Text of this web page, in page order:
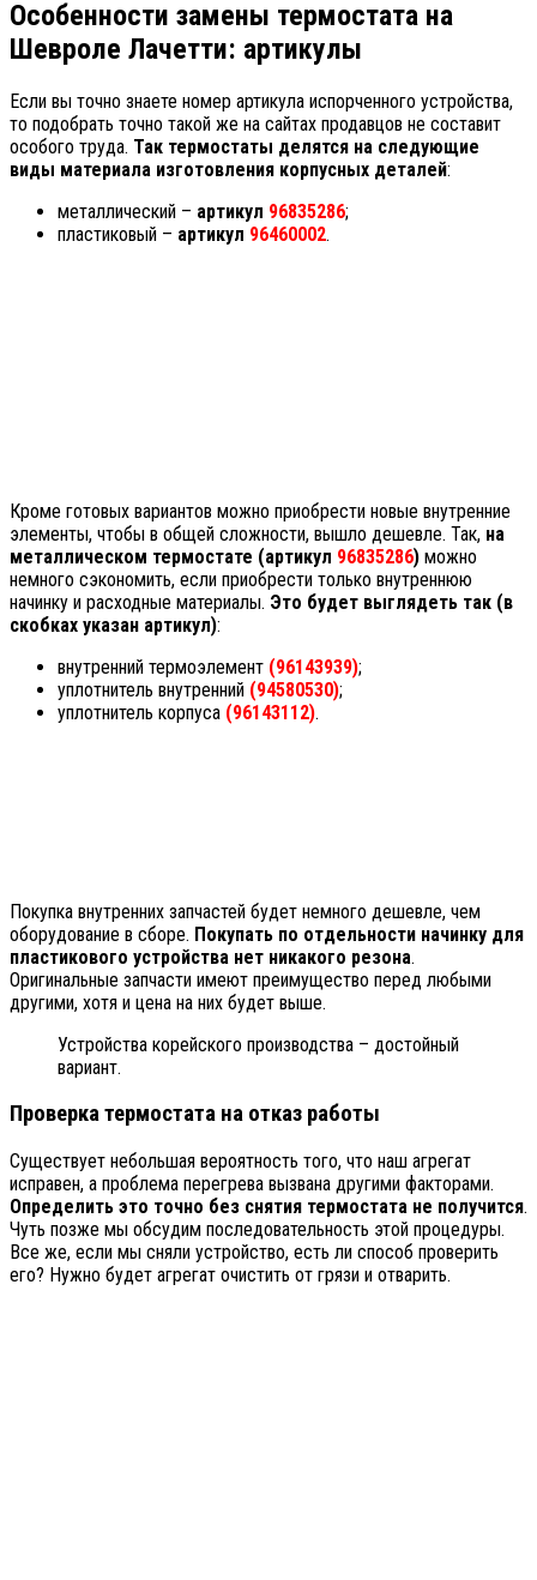
Особенности замены термостата на
Шевроле Лачетти: артикулы
Если вы точно знаете номер артикула испорченного устройства,
то подобрать точно такой же на сайтах продавцов не составит
особого труда. Так термостаты делятся на следующие
виды материала изготовления корпусных деталей:
металлический – артикул 96835286;
пластиковый – артикул 96460002.
Кроме готовых вариантов можно приобрести новые внутренние
элементы, чтобы в общей сложности, вышло дешевле. Так, на
металлическом термостате (артикул 96835286) можно
немного сэкономить, если приобрести только внутреннюю
начинку и расходные материалы. Это будет выглядеть так (в
скобках указан артикул):
внутренний термоэлемент (96143939);
уплотнитель внутренний (94580530);
уплотнитель корпуса (96143112).
Покупка внутренних запчастей будет немного дешевле, чем
оборудование в сборе. Покупать по отдельности начинку для
пластикового устройства нет никакого резона.
Оригинальные запчасти имеют преимущество перед любыми
другими, хотя и цена на них будет выше.
Устройства корейского производства – достойный
вариант.
Проверка термостата на отказ работы
Существует небольшая вероятность того, что наш агрегат
исправен, а проблема перегрева вызвана другими факторами.
Определить это точно без снятия термостата не получится.
Чуть позже мы обсудим последовательность этой процедуры.
Все же, если мы сняли устройство, есть ли способ проверить
его? Нужно будет агрегат очистить от грязи и отварить.